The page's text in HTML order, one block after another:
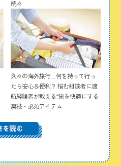
続々
久々の海外旅行…何を持って行っ
たら安心＆便利？ 悩む相談者に渡
航経験者が教える“旅を快適にする
裏技・必須アイテム